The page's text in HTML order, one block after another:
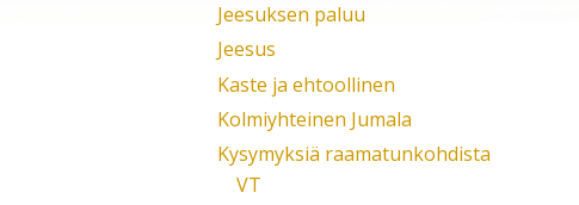
Jeesuksen paluu
Jeesus
Kaste ja ehtoollinen
Kolmiyhteinen Jumala
Kysymyksiä raamatunkohdista
VT